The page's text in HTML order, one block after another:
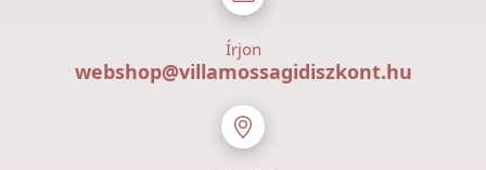
Írjon
webshop@villamossagidiszkont.hu